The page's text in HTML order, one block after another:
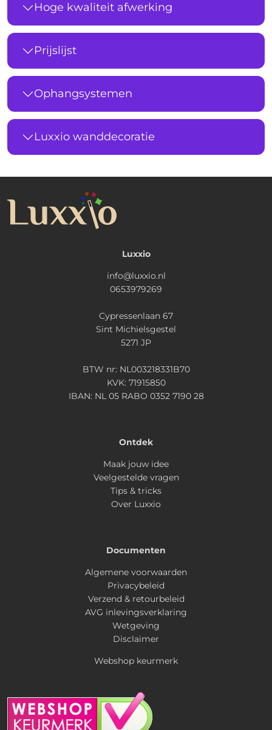
Hoge kwaliteit afwerking
Prijslijst
Ophangsystemen
Luxxio wanddecoratie
Luxxio
info@luxxio.nl
0653979269
Cypressenlaan 67
Sint Michielsgestel
5271 JP
BTW nr: NL003218331B70
KVK: 71915850
IBAN: NL 05 RABO 0352 7190 28
Ontdek
Maak jouw idee
Veelgestelde vragen
Tips & tricks
Over Luxxio
Documenten
Algemene voorwaarden
Privacybeleid
Verzend & retourbeleid
AVG inlevingsverklaring
Wetgeving
Disclaimer
Webshop keurmerk